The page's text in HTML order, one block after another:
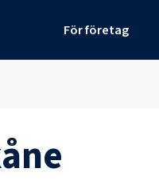
För företag